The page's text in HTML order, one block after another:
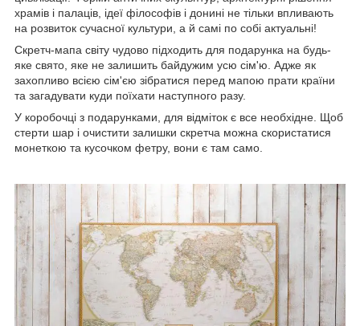
храмів і палаців, ідеї філософів і донині не тільки впливають
на розвиток сучасної культури, а й самі по собі актуальні!
Скретч-мапа світу чудово підходить для подарунка на будь-
яке свято, яке не залишить байдужим усю сім'ю. Адже як
захопливо всією сім'єю зібратися перед мапою прати країни
та загадувати куди поїхати наступного разу.
У коробочці з подарунками, для відміток є все необхідне. Щоб
стерти шар і очистити залишки скретча можна скористатися
монеткою та кусочком фетру, вони є там само.